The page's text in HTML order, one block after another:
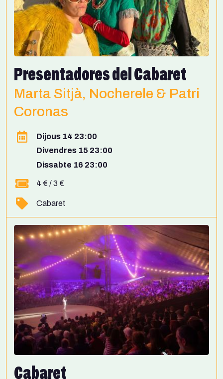
Presentadores del Cabaret
Marta Sitjà, Nocherele & Patri
Coronas
Dijous 14 23:00
Divendres 15 23:00
Dissabte 16 23:00
4 € / 3 €
Cabaret
Cabaret